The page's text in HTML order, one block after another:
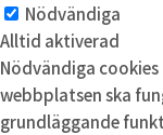
Nödvändiga
Alltid aktiverad
Nödvändiga
webbplatsen ska
grundläggande